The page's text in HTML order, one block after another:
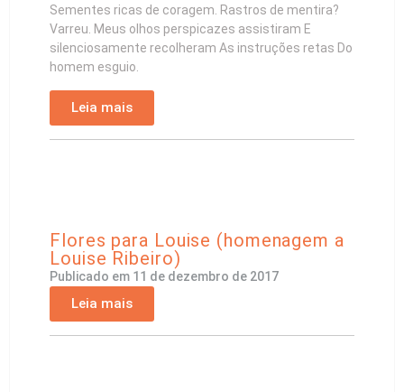
Sementes ricas de coragem. Rastros de mentira?
Varreu. Meus olhos perspicazes assistiram E
silenciosamente recolheram As instruções retas Do
homem esguio.
Leia mais
Flores para Louise (homenagem a
Louise Ribeiro)
Publicado em 11 de dezembro de 2017
Leia mais